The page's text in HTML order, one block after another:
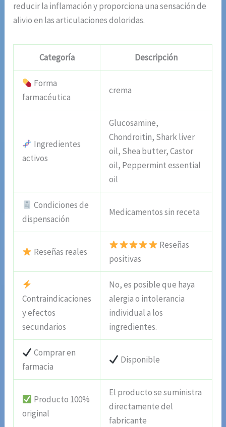
reducir la inflamación y proporciona una sensación de
alivio en las articulaciones doloridas.
Categoría Descripción
Forma
farmacéutica
crema
Ingredientes
activos
Glucosamine,
Chondroitin, Shark liver
oil, Shea butter, Castor
oil, Peppermint essential
oil
Condiciones de
dispensación
Medicamentos sin receta
Reseñas reales
Reseñas
positivas
Contraindicaciones
y efectos
secundarios
No, es posible que haya
alergia o intolerancia
individual a los
ingredientes.
Comprar en
farmacia
Disponible
Producto 100%
original
El producto se suministra
directamente del
fabricante